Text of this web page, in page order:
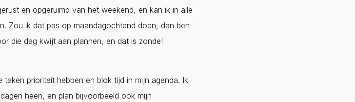
en opgeruimd van het weekend, en kan ik in alle
Zou ik dat pas op maandagochtend doen, dan ben
die dag kwijt aan plannen, en dat is zonde!
prioriteit hebben en blok tijd in mijn agenda. Ik
heen, en plan bijvoorbeeld ook mijn